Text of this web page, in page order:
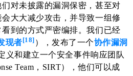
对未披露的漏洞保密，甚至对
大大减少攻击，并导致一组修
到的方式严密编排。我们已经
现者[18] ），发布了一个协作漏洞
义和建立一个安全事件响应团队
Team，SIRT），他们可以成